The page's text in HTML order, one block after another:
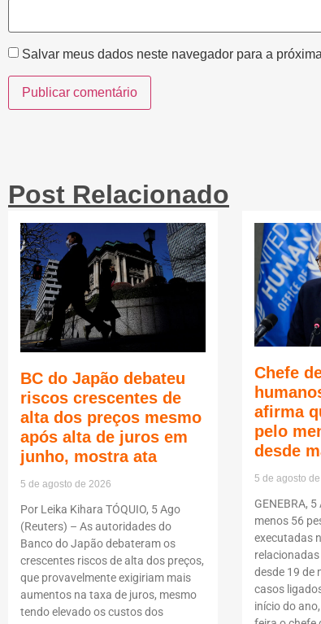
Salvar meus dados neste navegador para a
Post Relacionado
BC do Japão debateu
riscos crescentes de
alta dos preços mesmo
após alta de juros em
junho, mostra ata
5 de agosto de 2026
Por Leika Kihara TÓQUIO, 5 Ago
(Reuters) – As autoridades do
Banco do Japão debateram os
crescentes riscos de alta dos preços,
que provavelmente exigiriam mais
aumentos na taxa de juros, mesmo
tendo elevado os custos dos
Chefe
afirma
pelo
desde
5 de agosto
GENEBRA,
menos 56
executadas
desde 19 de
casos
início do